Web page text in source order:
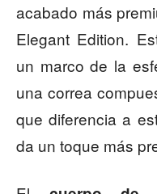
acabado más
Elegant Edition.
un marco de la
una correa
que diferencia a
da un toque más